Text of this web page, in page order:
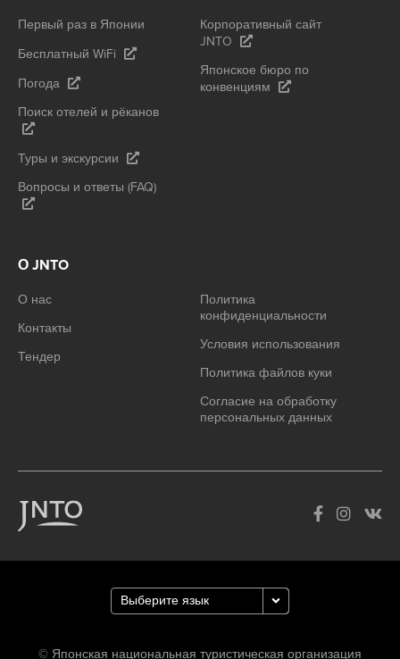
Первый раз в Японии
Бесплатный WiFi
Погода
Поиск отелей и рёканов
Туры и экскурсии
Вопросы и ответы (FAQ)
Корпоративный сайт
JNTO
Японское бюро по
конвенциям
О JNTO
О нас
Контакты
Тендер
Политика
конфиденциальности
Условия использования
Политика файлов куки
Согласие на обработку
персональных данных
© Японская национальная туристическая организация